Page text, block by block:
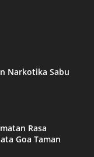
Narkotika Sabu
Rasa
Goa Taman